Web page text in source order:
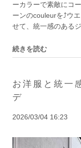
ーカラーで素敵にコ
ーンのcouleurを⤴︎ウ
せて、統一感のある
続きを読む
お洋服と統一
デ
2026/03/04 16:23